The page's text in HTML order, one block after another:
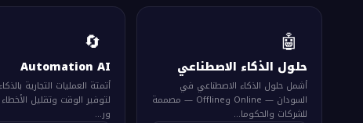
🤖
حلول الذكاء الاصطناعي
أشمل حلول الذكاء الاصطناعي في
السودان — Online وOffline — مصممة
للشركات والحكوما...
🔄
Automation AI
أتمتة العمليات التجارية
لتوفير الوقت وتقليل الأخطاء
ور...